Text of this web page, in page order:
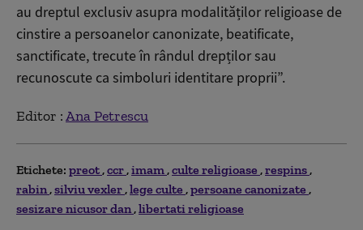
au dreptul exclusiv asupra modalităților religioase de
cinstire a persoanelor canonizate, beatificate,
sanctificate, trecute în rândul drepților sau
recunoscute ca simboluri identitare proprii”.
Editor :Ana Petrescu
Etichete: preot ccr imam culte religioase respins
rabin silviu vexler lege culte persoane canonizate
sesizare nicusor dan libertati religioase